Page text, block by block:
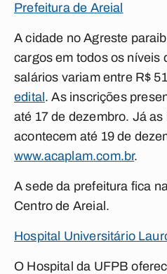
Prefeitura de Areial
A cidade no Agreste
cargos em todos os níveis
salários variam entre R$
edital . As inscrições
até 17 de dezembro. Já
acontecem até 19 de
www.acaplam.com.br.
A sede da prefeitura fica
Centro de Areial.
Hospital Universitário
O Hospital da UFPB